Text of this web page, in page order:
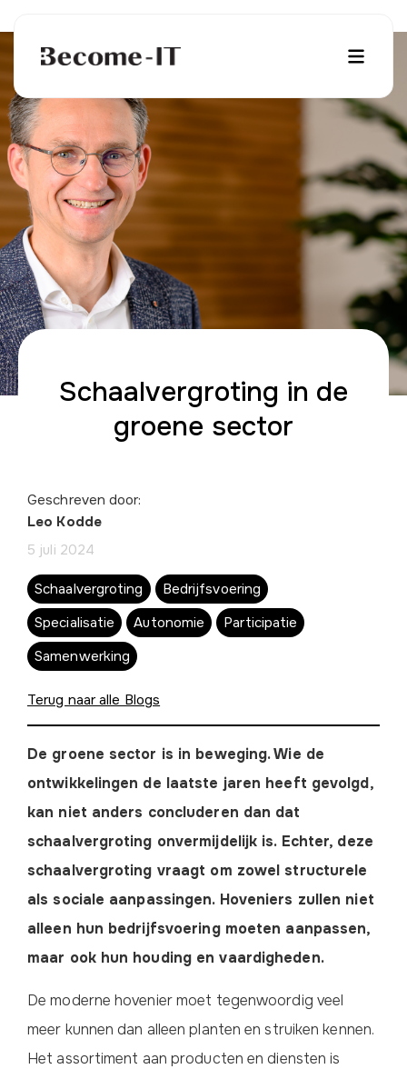
Schaalvergroting in de
groene sector
Geschreven door:
Leo Kodde
5 juli 2024
Schaalvergroting
Bedrijfsvoering
Specialisatie
Autonomie
Participatie
Samenwerking
Terug naar alle Blogs
De groene sector is in beweging. Wie de
ontwikkelingen de laatste jaren heeft gevolgd,
kan niet anders concluderen dan dat
schaalvergroting onvermijdelijk is. Echter, deze
schaalvergroting vraagt om zowel structurele
als sociale aanpassingen. Hoveniers zullen niet
alleen hun bedrijfsvoering moeten aanpassen,
maar ook hun houding en vaardigheden.
De moderne hovenier moet tegenwoordig veel
meer kunnen dan alleen planten en struiken kennen.
Het assortiment aan producten en diensten is